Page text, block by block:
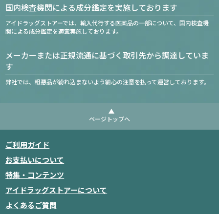
国内検査機関による成分鑑定を実施しております
アイドラッグストアーでは、輸入代行する医薬品の一部について、国内検査機
関による成分鑑定を適宜実施しております。
メーカーまたは正規流通に基づく取引先から調達していま
す
弊社では、粗悪品が紛れ込まないよう細心の注意を払って運営しております。
ページトップへ
ご利用ガイド
お支払いについて
特集・コンテンツ
アイドラッグストアーについて
よくあるご質問